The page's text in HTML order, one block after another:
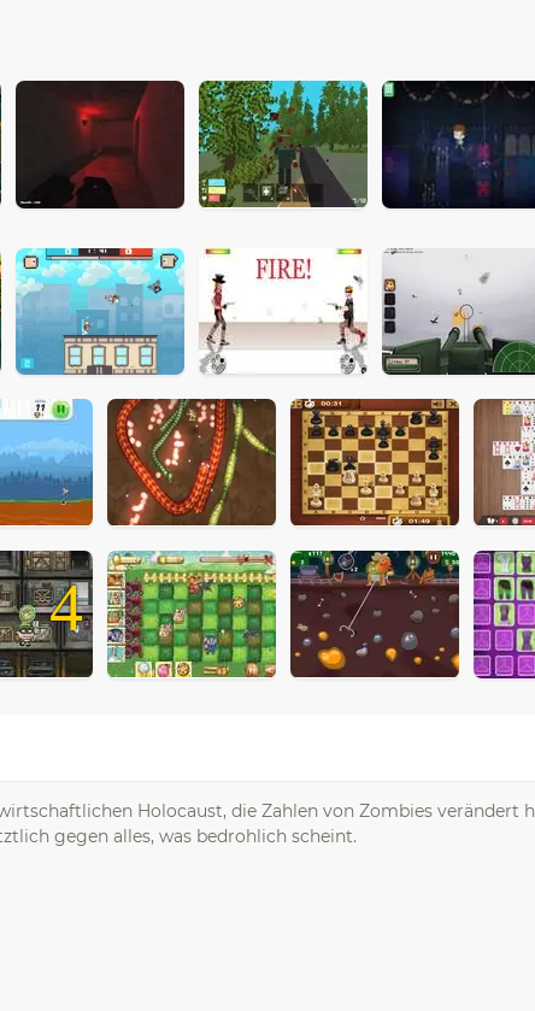
4
Holocaust, die Zahlen von Zombies verändert
gegen alles, was bedrohlich scheint.